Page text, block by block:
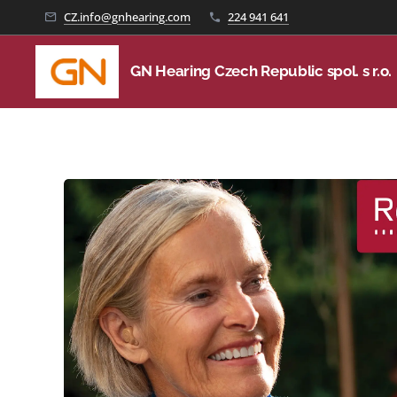
CZ.info@gnhearing.com 224 941 641
GN Hearing Czech Republic spol. s r.o.